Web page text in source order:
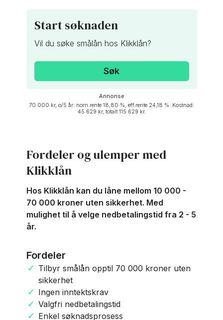
Fordeler og ulemper med
Klikklån
Hos Klikklån kan du låne mellom 10 000 -
70 000 kroner uten sikkerhet. Med
mulighet til å velge nedbetalingstid fra 2 - 5
år.
Fordeler
Tilbyr smålån opptil 70 000 kroner uten
sikkerhet
Ingen inntektskrav
Valgfri nedbetalingstid
Enkel søknadsprosess
Start søknaden
Vil du søke smålån hos Klikklån?
Søk
annonse
70 000 kr, o/5 år: nom.rente 18,80 %, eff.rente 24,18 %. Kostnad:
45 629 kr, totalt 115 629 kr.